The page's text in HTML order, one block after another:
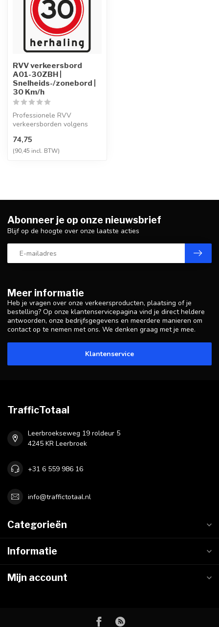
RVV verkeersbord
A01-30ZBH |
Snelheids-/zonebord |
30 Km/h
Professionele RVV
verkeersborden volgens
vervaardigd uit hoogwaa...
74,75
(90,45 incl. BTW)
Meer informatie
Heb je vragen over onze verkeersproducten, plaatsing of je
bestelling? Op onze klantenservicepagina vind je direct heldere
antwoorden, onze bedrijfsgegevens en meerdere manieren om
contact op te nemen met ons. We denken graag met je mee.
Klantenservice
Abonneer je op onze nieuwsbrief
Blijf op de hoogte over onze laatste acties
TrafficTotaal
Leerbroekseweg 19 roldeur 5
4245 KR Leerbroek
+31 6 559 986 16
info@traffictotaal.nl
Categorieën
Informatie
Mijn account